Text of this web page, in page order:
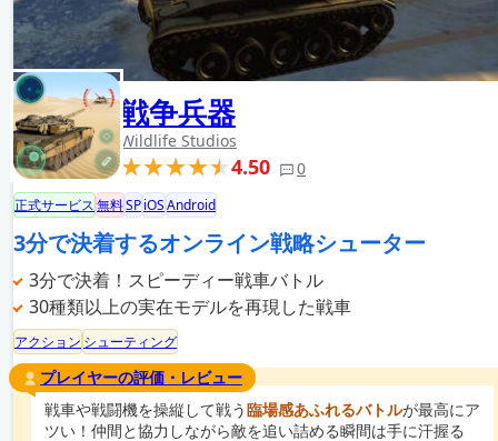
戦争兵器
Wildlife Studios
4.50 0
正式サービス無料SPiOSAndroid
3分で決着するオンライン戦略シューター
3分で決着！スピーディー戦車バトル
30種類以上の実在モデルを再現した戦車
アクション シューティング
プレイヤーの評価・レビュー
戦車や戦闘機を操縦して戦う臨場感あふれるバトルが最高にア
ツい！仲間と協力しながら敵を追い詰める瞬間は手に汗握る